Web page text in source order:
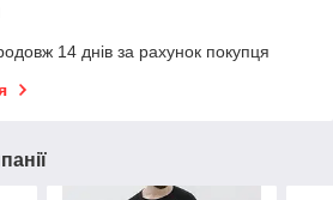
14 днів за рахунок покупця